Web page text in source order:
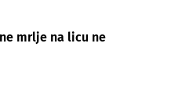
mrlje na licu ne